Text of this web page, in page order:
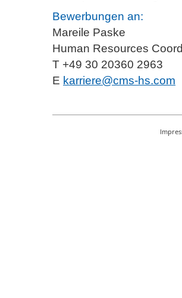
Bewerbungen an:
Mareile Paske
Human Resources
T +49 30 20360 2963
E karriere@cms-hs.com